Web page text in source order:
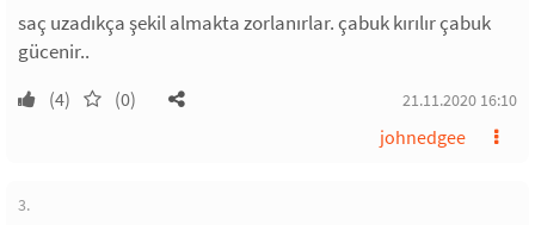
saç uzadıkça şekil almakta zorlanırlar. çabuk kırılır çabuk
gücenir..
(4) (0) 21.11.2020 16:10
johnedgee
3.